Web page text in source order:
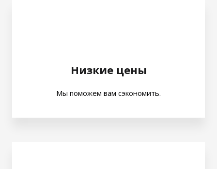
Низкие цены
Мы поможем вам сэкономить.